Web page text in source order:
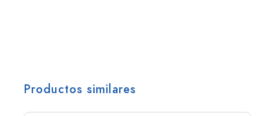
Productos similares